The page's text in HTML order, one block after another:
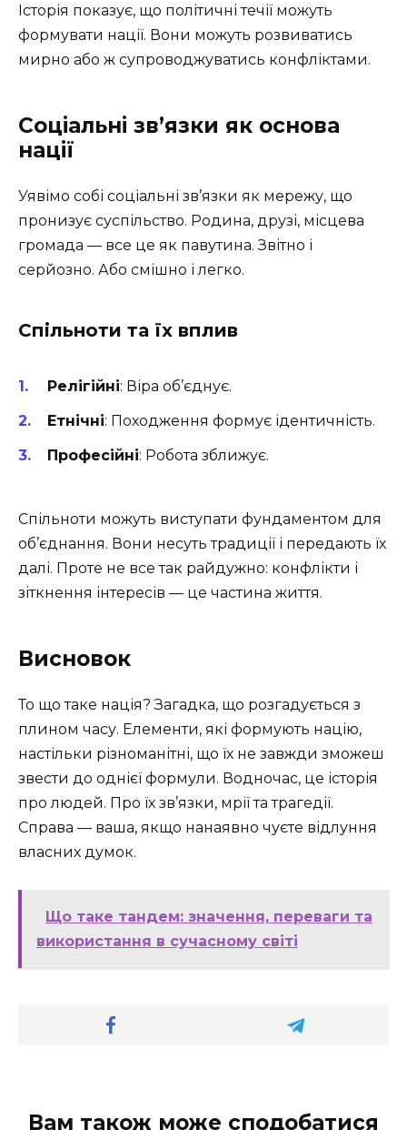
Історія показує, що політичні течії можуть
формувати нації. Вони можуть розвиватись
мирно або ж супроводжуватись конфліктами.
Соціальні зв’язки як основа
нації
Уявімо собі соціальні зв’язки як мережу, що
пронизує суспільство. Родина, друзі, місцева
громада — все це як павутина. Звітно і
серйозно. Або смішно і легко.
Спільноти та їх вплив
Релігійні: Віра об’єднує.
Етнічні: Походження формує ідентичність.
Професійні: Робота зближує.
Спільноти можуть виступати фундаментом для
об’єднання. Вони несуть традиції і передають їх
далі. Проте не все так райдужно: конфлікти і
зіткнення інтересів — це частина життя.
Висновок
То що таке нація? Загадка, що розгадується з
плином часу. Елементи, які формують націю,
настільки різноманітні, що їх не завжди зможеш
звести до однієї формули. Водночас, це історія
про людей. Про їх зв’язки, мрії та трагедії.
Справа — ваша, якщо нанаявно чуєте відлуння
власних думок.
Що таке тандем: значення, переваги та
використання в сучасному світі
Вам також може сподобатися